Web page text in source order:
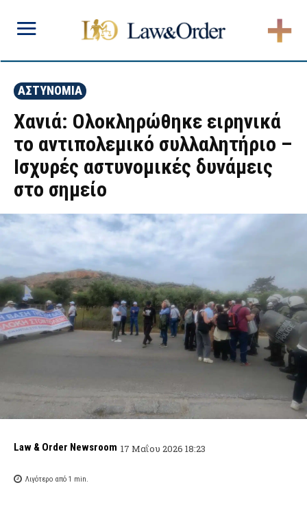
ΑΣΤΥΝΟΜΙΑ
Χανιά: Ολοκληρώθηκε ειρηνικά
το αντιπολεμικό συλλαλητήριο –
Ισχυρές αστυνομικές δυνάμεις
στο σημείο
Law & Order Newsroom 17 Μαΐου 2026 18:23
Λιγότερο από 1 min.